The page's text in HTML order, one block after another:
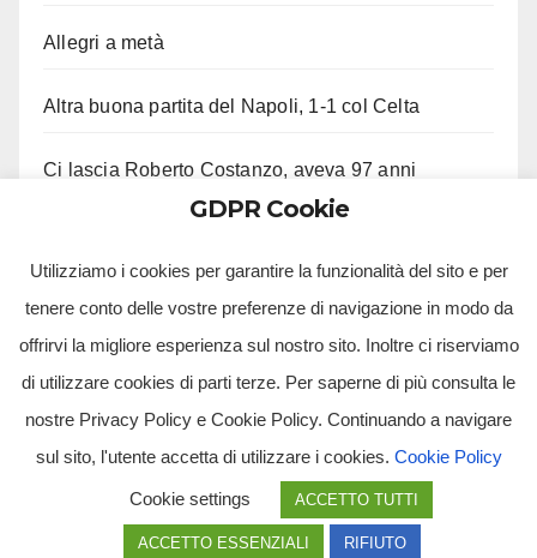
Allegri a metà
Altra buona partita del Napoli, 1-1 col Celta
Ci lascia Roberto Costanzo, aveva 97 anni
Tv Multimidia Srl - Via Giulio Natta, SNC, 80126, Napoli (NA).
giornalistica registrata presso il Tribunale di Santa Maria Capua Vetere CE. Tutti i diritti riservati.
GDPR Cookie
Utilizziamo i cookies per garantire la funzionalità del sito e per
tenere conto delle vostre preferenze di navigazione in modo da
offrirvi la migliore esperienza sul nostro sito. Inoltre ci riserviamo
di utilizzare cookies di parti terze. Per saperne di più consulta le
nostre Privacy Policy e Cookie Policy. Continuando a navigare
sul sito, l'utente accetta di utilizzare i cookies. Cookie Policy
Cookie settings ACCETTO TUTTI
ACCETTO ESSENZIALI RIFIUTO